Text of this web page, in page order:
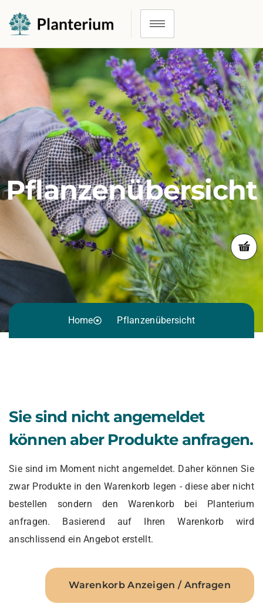
Pflanzenübersicht
Home Pflanzenübersicht
Sie sind nicht angemeldet
können aber Produkte anfragen.
Sie sind im Moment nicht angemeldet. Daher können Sie
zwar Produkte in den Warenkorb legen - diese aber nicht
bestellen sondern den Warenkorb bei Planterium
anfragen. Basierend auf Ihren Warenkorb wird
anschlissend ein Angebot erstellt.
Warenkorb Anzeigen / Anfragen